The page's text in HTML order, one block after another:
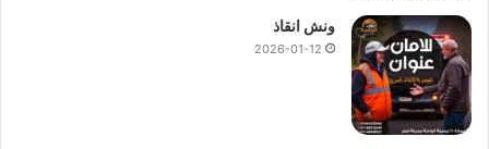
ونش انقاذ
2026-01-12